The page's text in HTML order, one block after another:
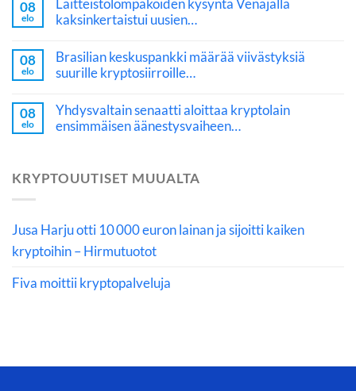
08
elo
Laitteistolompakoiden kysyntä Venäjällä
kaksinkertaistui uusien…
08
elo
Brasilian keskuspankki määrää viivästyksiä
suurille kryptosiirroille…
08
elo
Yhdysvaltain senaatti aloittaa kryptolain
ensimmäisen äänestysvaiheen…
KRYPTOUUTISET MUUALTA
Jusa Harju otti 10 000 euron lainan ja sijoitti kaiken
kryptoihin – Hirmutuotot
Fiva moittii kryptopalveluja